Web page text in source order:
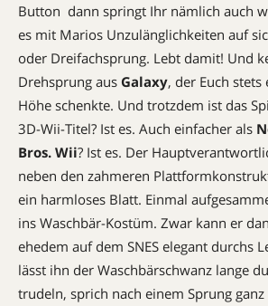
Button  dann springt Ihr nämlich auch
es mit Marios Unzulänglichkeiten auf
oder Dreifachsprung. Lebt damit! Und
Drehsprung aus Galaxy, der Euch
Höhe schenkte. Und trotzdem ist das
3D-Wii-Titel? Ist es. Auch einfacher als
Bros. Wii? Ist es. Der
neben den zahmeren
ein harmloses Blatt. Einmal
ins Waschbär-Kostüm. Zwar kann er
ehedem auf dem SNES elegant durchs
lässt ihn der Waschbärschwanz lange
trudeln, sprich nach einem Sprung ganz